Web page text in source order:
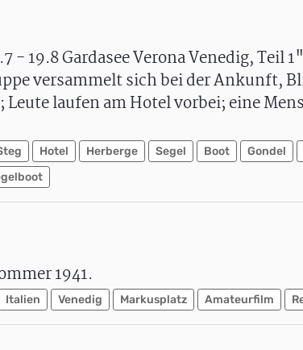
19.8 Gardasee Verona Venedig, Teil
versammelt sich bei der Ankunft,
Leute laufen am Hotel vorbei; eine
Hotel Herberge Segel Boot
Gondel
1941.
Italien Venedig Markusplatz Amateurfilm